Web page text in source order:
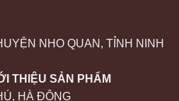
NHO QUAN, TỈNH NINH
THIỆU SẢN PHẨM
HÀ ĐÔNG